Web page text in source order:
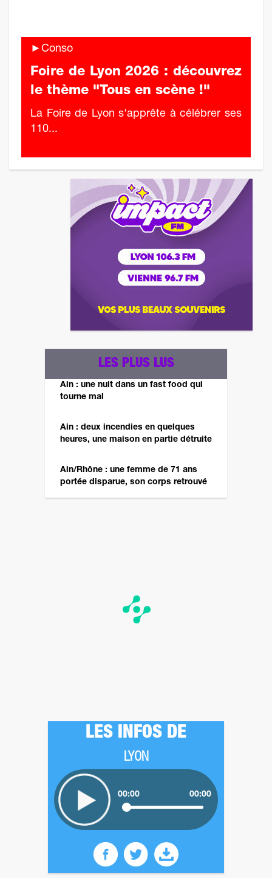
►Conso
Foire de Lyon 2026 : découvrez
le thème "Tous en scène !"
La Foire de Lyon s'apprête à célébrer ses
110...
LES PLUS LUS
Ain : une nuit dans un fast food qui
tourne mal
Ain : deux incendies en quelques
heures, une maison en partie détruite
Ain/Rhône : une femme de 71 ans
portée disparue, son corps retrouvé
LES INFOS DE
LYON
00:00 00:00